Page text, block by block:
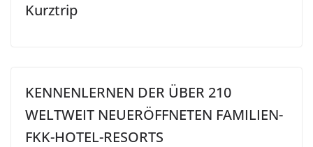
Kurztrip
KENNENLERNEN DER ÜBER 210
WELTWEIT NEUERÖFFNETEN FAMILIEN-
FKK-HOTEL-RESORTS